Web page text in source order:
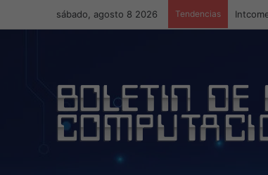
sábado, agosto 8 2026 Tendencias